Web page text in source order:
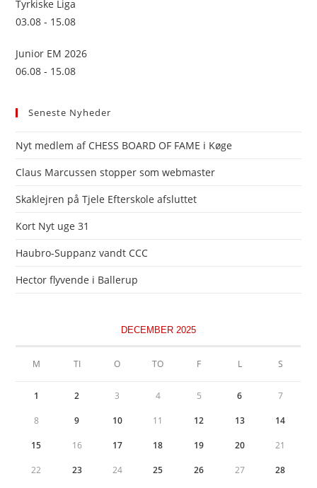
Tyrkiske Liga
03.08 - 15.08
Junior EM 2026
06.08 - 15.08
Seneste Nyheder
Nyt medlem af CHESS BOARD OF FAME i Køge
Claus Marcussen stopper som webmaster
Skaklejren på Tjele Efterskole afsluttet
Kort Nyt uge 31
Haubro-Suppanz vandt CCC
Hector flyvende i Ballerup
DECEMBER 2025
M TI O TO F L S
1 2 3 4 5 6 7
8 9 10 11 12 13 14
15 16 17 18 19 20 21
22 23 24 25 26 27 28